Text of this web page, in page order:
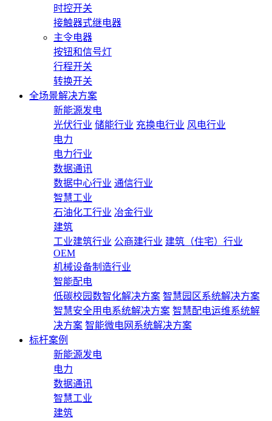
时控开关
接触器式继电器
主令电器
按钮和信号灯
行程开关
转换开关
全场景解决方案
新能源发电
光伏行业 储能行业 充换电行业 风电行业
电力
电力行业
数据通讯
数据中心行业 通信行业
智慧工业
石油化工行业 冶金行业
建筑
工业建筑行业 公商建行业 建筑（住宅）行业
OEM
机械设备制造行业
智能配电
低碳校园数智化解决方案 智慧园区系统解决方案
智慧安全用电系统解决方案 智慧配电运维系统解
决方案 智能微电网系统解决方案
标杆案例
新能源发电
电力
数据通讯
智慧工业
建筑